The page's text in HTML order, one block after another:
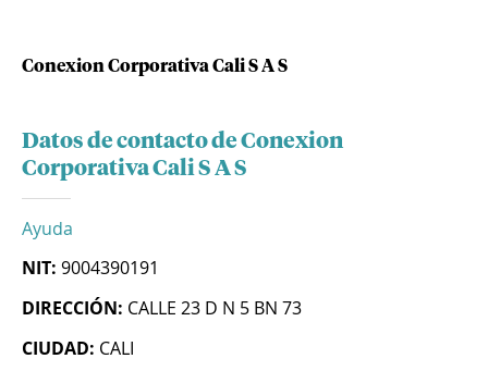
Conexion Corporativa Cali S A S
Datos de contacto de Conexion
Corporativa Cali S A S
Ayuda
NIT: 9004390191
DIRECCIÓN: CALLE 23 D N 5 BN 73
CIUDAD: CALI